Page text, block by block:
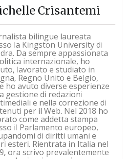
Crisantemi
bilingue laureata
la Kingston University di
Da sempre appassionata
internazionale, ho
lavorato e studiato in
Regno Unito e Belgio,
ho avuto diverse esperienze
gestione di redazioni
e nella correzione di
per il Web. Nel 2018 ho
come addetta stampa
il Parlamento europeo,
di diritti umani e
esteri. Rientrata in Italia nel
ora scrivo prevalentemente